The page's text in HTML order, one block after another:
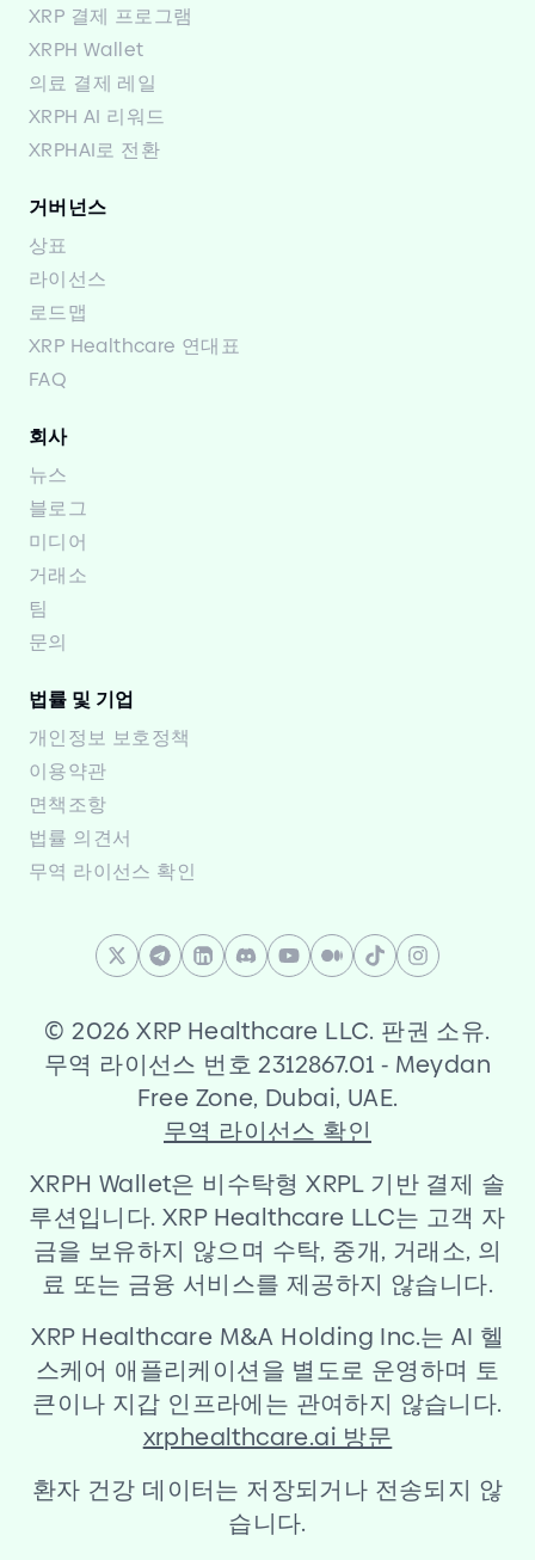
XRP 결제 프로그램
XRPH Wallet
의료 결제 레일
XRPH AI 리워드
XRPHAI로 전환
거버넌스
상표
라이선스
로드맵
XRP Healthcare 연대표
FAQ
회사
뉴스
블로그
미디어
거래소
팀
문의
법률 및 기업
개인정보 보호정책
이용약관
면책조항
법률 의견서
무역 라이선스 확인
© 2026 XRP Healthcare LLC. 판권 소유.
무역 라이선스 번호 2312867.01 - Meydan
Free Zone, Dubai, UAE.
무역 라이선스 확인
XRPH Wallet은 비수탁형 XRPL 기반 결제 솔
루션입니다. XRP Healthcare LLC는 고객 자
금을 보유하지 않으며 수탁, 중개, 거래소, 의
료 또는 금융 서비스를 제공하지 않습니다.
XRP Healthcare M&A Holding Inc.는 AI 헬
스케어 애플리케이션을 별도로 운영하며 토
큰이나 지갑 인프라에는 관여하지 않습니다.
xrphealthcare.ai 방문
환자 건강 데이터는 저장되거나 전송되지 않
습니다.